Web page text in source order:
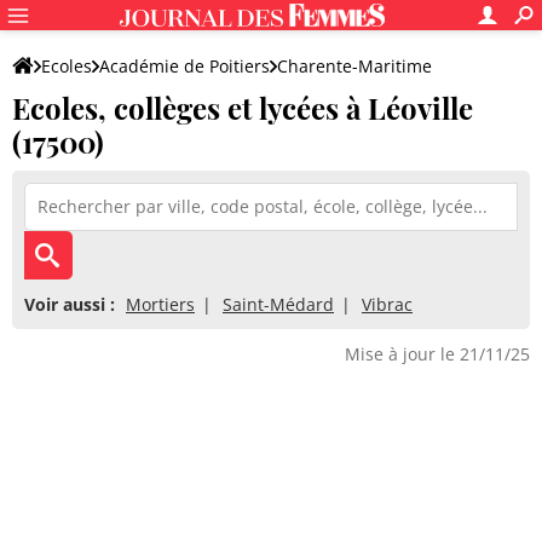
Ecoles Académie de Poitiers Charente-Maritime
Ecoles, collèges et lycées à Léoville
(17500)
Voir aussi : Mortiers Saint-Médard Vibrac
Mise à jour le 21/11/25